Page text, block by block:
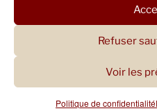
Refuser
Voir les
Politique de confidentialité
Politique de confidentialité